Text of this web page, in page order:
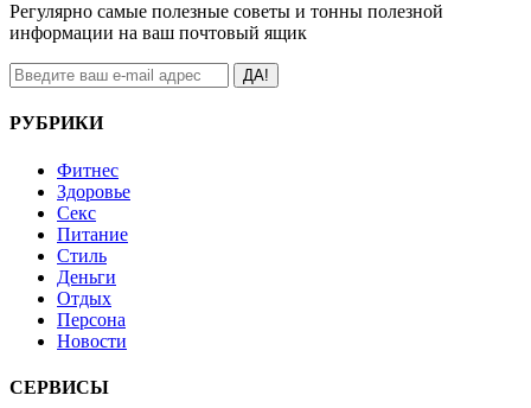
Регулярно самые полезные советы и тонны полезной
информации на ваш почтовый ящик
ДА!
РУБРИКИ
Фитнес
Здоровье
Секс
Питание
Стиль
Деньги
Отдых
Персона
Новости
СЕРВИСЫ